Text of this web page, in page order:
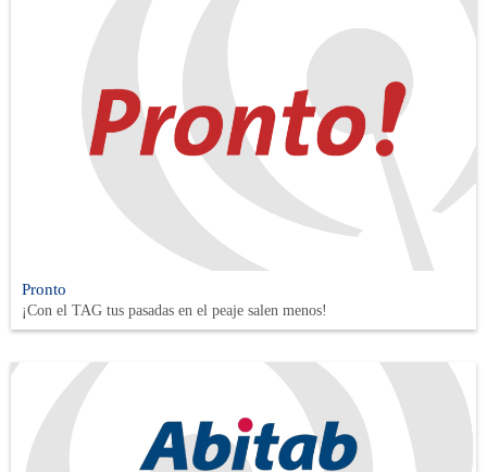
Pronto
¡Con el TAG tus pasadas en el peaje salen menos!